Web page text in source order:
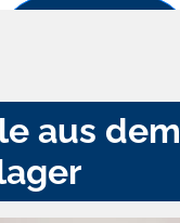
aus dem